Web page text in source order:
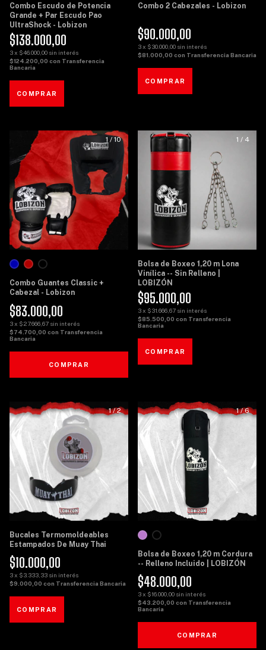
Combo Escudo de Potencia
Grande + Par Escudo Pao
UltraShock - Lobizon
$138.000,00
3x $46.000,00 sin interés
$124.200,00 con Transferencia
Bancaria
Combo 2 Cabezales - Lobizon
$90.000,00
3x $30.000,00 sin interés
$81.000,00 con Transferencia Bancaria
1 /10
Combo Guantes Classic +
Cabezal - Lobizon
$83.000,00
3x $27.666,67 sin interés
$74.700,00 con Transferencia
Bancaria
COMPRAR
1 / 4
Bolsa de Boxeo 1,20 m Lona
Vinílica -- Sin Relleno |
LOBIZÓN
$95.000,00
3x $31.666,67 sin interés
$85.500,00 con Transferencia
Bancaria
1/2
Bucales Termomoldeables
Estampados De Muay Thai
$10.000,00
3x $3.333,33 sin interés
$9.000,00 con Transferencia Bancaria
1/6
Bolsa de Boxeo 1,20 m Cordura
-- Relleno Incluido | LOBIZÓN
$48.000,00
3x $16.000,00 sin interés
$43.200,00 con Transferencia
Bancaria
COMPRAR